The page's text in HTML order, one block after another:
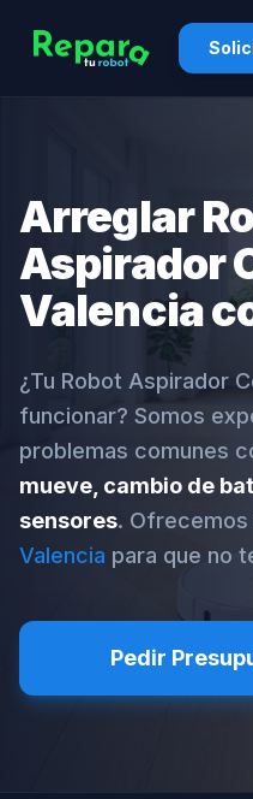
Arreglar
Aspirador
Valencia
¿Tu Robot Aspirador
funcionar? Somos
problemas comunes
mueve, cambio de
sensores. Ofrecemos
Valencia para que no
Pedir